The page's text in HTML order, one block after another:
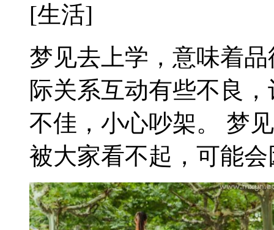
[生活]
梦见去上学，意味着
际关系互动有些不良
不佳，小心吵架。 梦
被大家看不起，可能